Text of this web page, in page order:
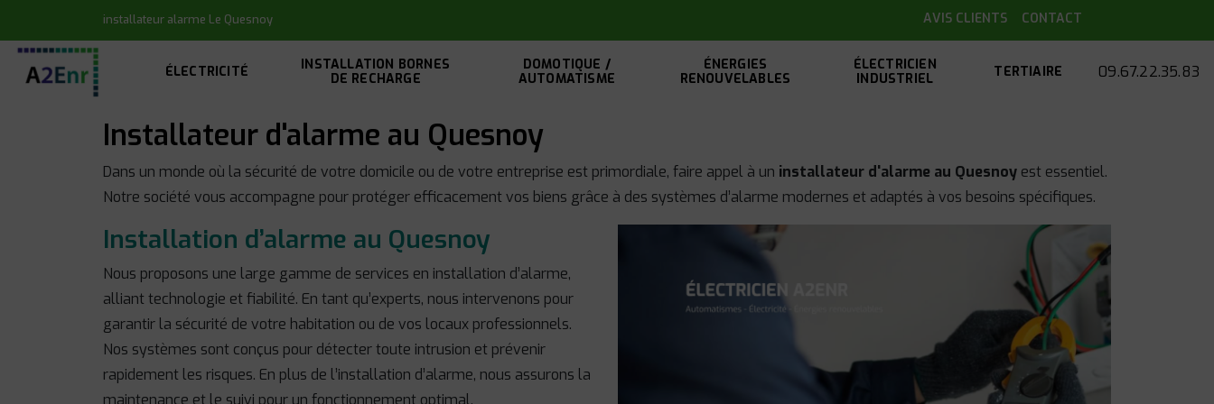
installateur alarme Le Quesnoy AVIS CLIENTS CONTACT
ÉLECTRICITÉ
INSTALLATION BORNES
DE RECHARGE
DOMOTIQUE /
AUTOMATISME
ÉNERGIES
RENOUVELABLES
ÉLECTRICIEN
INDUSTRIEL
TERTIAIRE 09.67.22.35.83
Installateur d'alarme au Quesnoy
Dans un monde où la sécurité de votre domicile ou de votre entreprise est primordiale, faire appel à un installateur d'alarme au Quesnoy est essentiel.
Notre société vous accompagne pour protéger efficacement vos biens grâce à des systèmes d’alarme modernes et adaptés à vos besoins spécifiques.
Installation d’alarme au Quesnoy
Nous proposons une large gamme de services en installation d’alarme,
alliant technologie et fiabilité. En tant qu’experts, nous intervenons pour
garantir la sécurité de votre habitation ou de vos locaux professionnels.
Nos systèmes sont conçus pour détecter toute intrusion et prévenir
rapidement les risques. En plus de l’installation d’alarme, nous assurons la
maintenance et le suivi pour un fonctionnement optimal.
Panneau de gestion des cookies